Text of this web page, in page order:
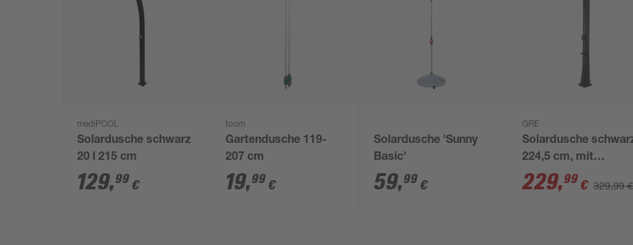
mediPOOL
Solardusche schwarz
20 l 215 cm
129,99 €
toom
Gartendusche 119-
207 cm
19,99 €
Solardusche 'Sunny
Basic'
59,99 €
GRE
Solardusche
224,5 cm, mit
Fußdusche und
Einhebelmischer
229,99 € 329,99 €